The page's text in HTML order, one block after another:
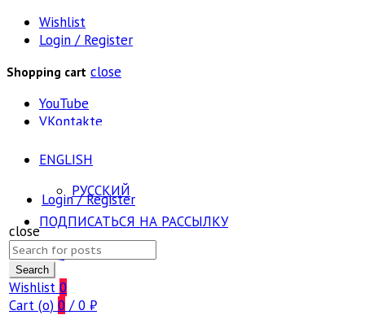
Wishlist
Login / Register
Shopping cart close
YouTube
VKontakte
ENGLISH
РУССКИЙ
ПОДПИСАТЬСЯ НА РАССЫЛКУ
FAQ
Login / Register
close
Search
for:
Search
Wishlist 0
Cart (o) 0 / 0 ₽